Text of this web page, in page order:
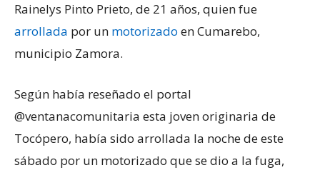
Rainelys Pinto Prieto, de 21 años, quien fue
arrollada por un motorizado en Cumarebo,
municipio Zamora.
Según había reseñado el portal
@ventanacomunitaria esta joven originaria de
Tocópero, había sido arrollada la noche de este
sábado por un motorizado que se dio a la fuga,